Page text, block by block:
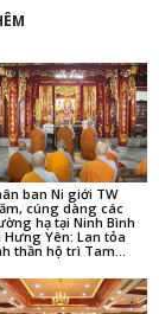
ban Ni giới TW
cúng dàng các
hạ tại Ninh Bình
Hưng Yên: Lan tỏa
thần hộ trì Tam...